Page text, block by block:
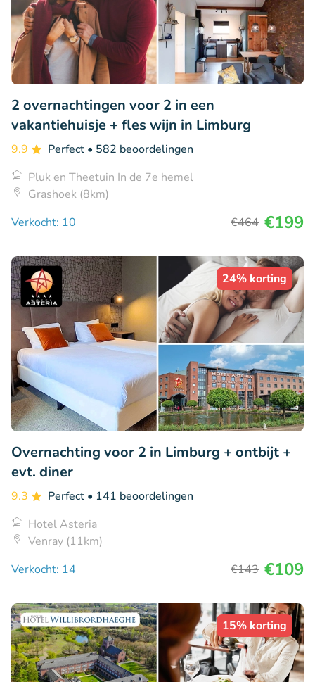
2 overnachtingen voor 2 in een
vakantiehuisje + fles wijn in Limburg
9.9 Perfect • 582 beoordelingen
Pluk en Theetuin In de 7e hemel
Grashoek (8km)
Verkocht: 10
€464 €199
24% korting
Overnachting voor 2 in Limburg + ontbijt +
evt. diner
9.3 Perfect • 141 beoordelingen
Hotel Asteria
Venray (11km)
Verkocht: 14
€143 €109
15% korting